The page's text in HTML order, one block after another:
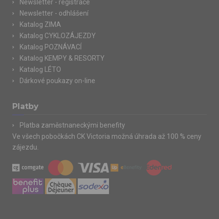
Newsletter - registrace
Newsletter - odhlášení
Katalog ZIMA
Katalog CYKLOZÁJEZDY
Katalog POZNÁVACÍ
Katalog KEMPY & RESORTY
Katalog LÉTO
Dárkové poukazy on-line
Platby
Platba zaměstnaneckými benefity
Ve všech pobočkách CK Victoria možná úhrada až 100 % ceny
zájezdu.